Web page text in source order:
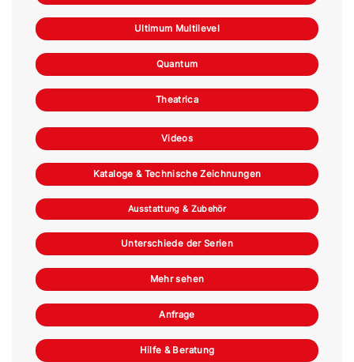
Ultimum Multilevel
Quantum
Theatrica
Videos
Kataloge & Technische Zeichnungen
Ausstattung & Zubehör
Unterschiede der Serien
Mehr sehen
Anfrage
Hilfe & Beratung